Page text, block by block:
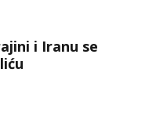
i Iranu se